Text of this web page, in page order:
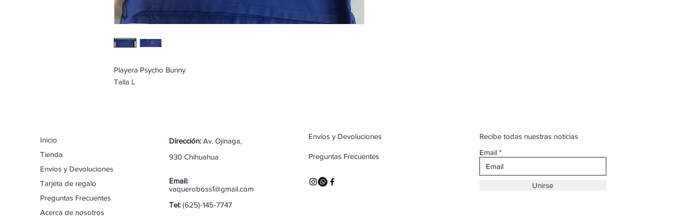
Playera Psycho Bunny
Talla L
Inicio
Tienda
Envíos y Devoluciones
Tarjeta de regalo
Preguntas Frecuentes
Acerca de nosotros
Dirección: Av. Ojinaga,
930 Chihuahua
Email:
vaqueroboss1@gmail.com
Tel: (625)-145-7747
Envíos y Devoluciones
Preguntas Frecuentes
Recibe todas nuestras noticias
Email
Unirse